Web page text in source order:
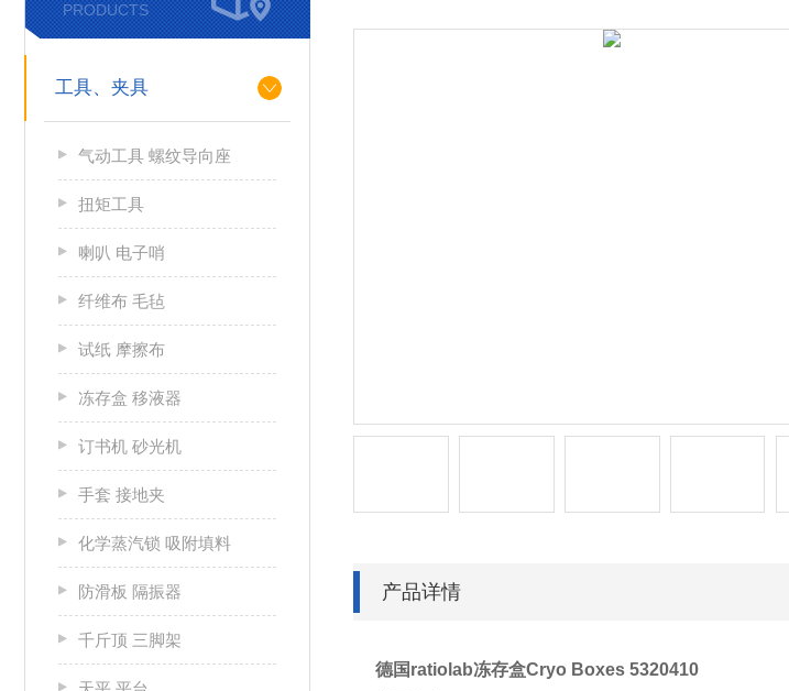
PRODUCTS
工具、夹具
气动工具 螺纹导向座
扭矩工具
喇叭 电子哨
纤维布 毛毡
试纸 摩擦布
冻存盒 移液器
订书机 砂光机
手套 接地夹
化学蒸汽锁 吸附填料
防滑板 隔振器
千斤顶 三脚架
产品详情
德国ratiolab冻存盒Cryo Boxes 5320410